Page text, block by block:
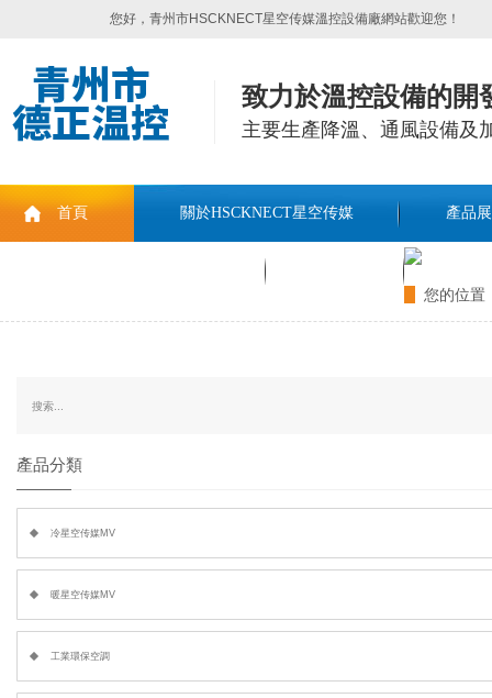
您好，青州市HSCKNECT星空传媒溫控設備廠網站歡迎您！
致力於溫控設備的開發
主要生產降溫、通風設備及
首頁 關於HSCKNECT星空传媒 產品
您的位置
產品分類
冷星空传媒MV
暖星空传媒MV
工業環保空調